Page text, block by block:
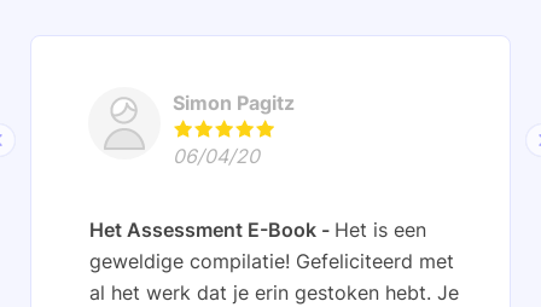
Simon Pagitz
06/04/20
Het Assessment E-Book
Het is een
geweldige compilatie! Gefeliciteerd met
al het werk dat je erin gestoken hebt. Je